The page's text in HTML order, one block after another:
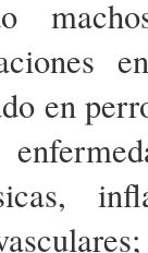
en